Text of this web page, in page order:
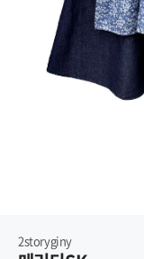
2storyginy